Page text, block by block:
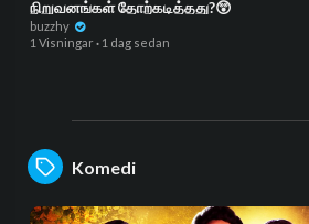
நிறுவனங்கள் தோற்கடித்தது?😲
buzzhy
1 Visningar· 1 dag sedan
Komedi